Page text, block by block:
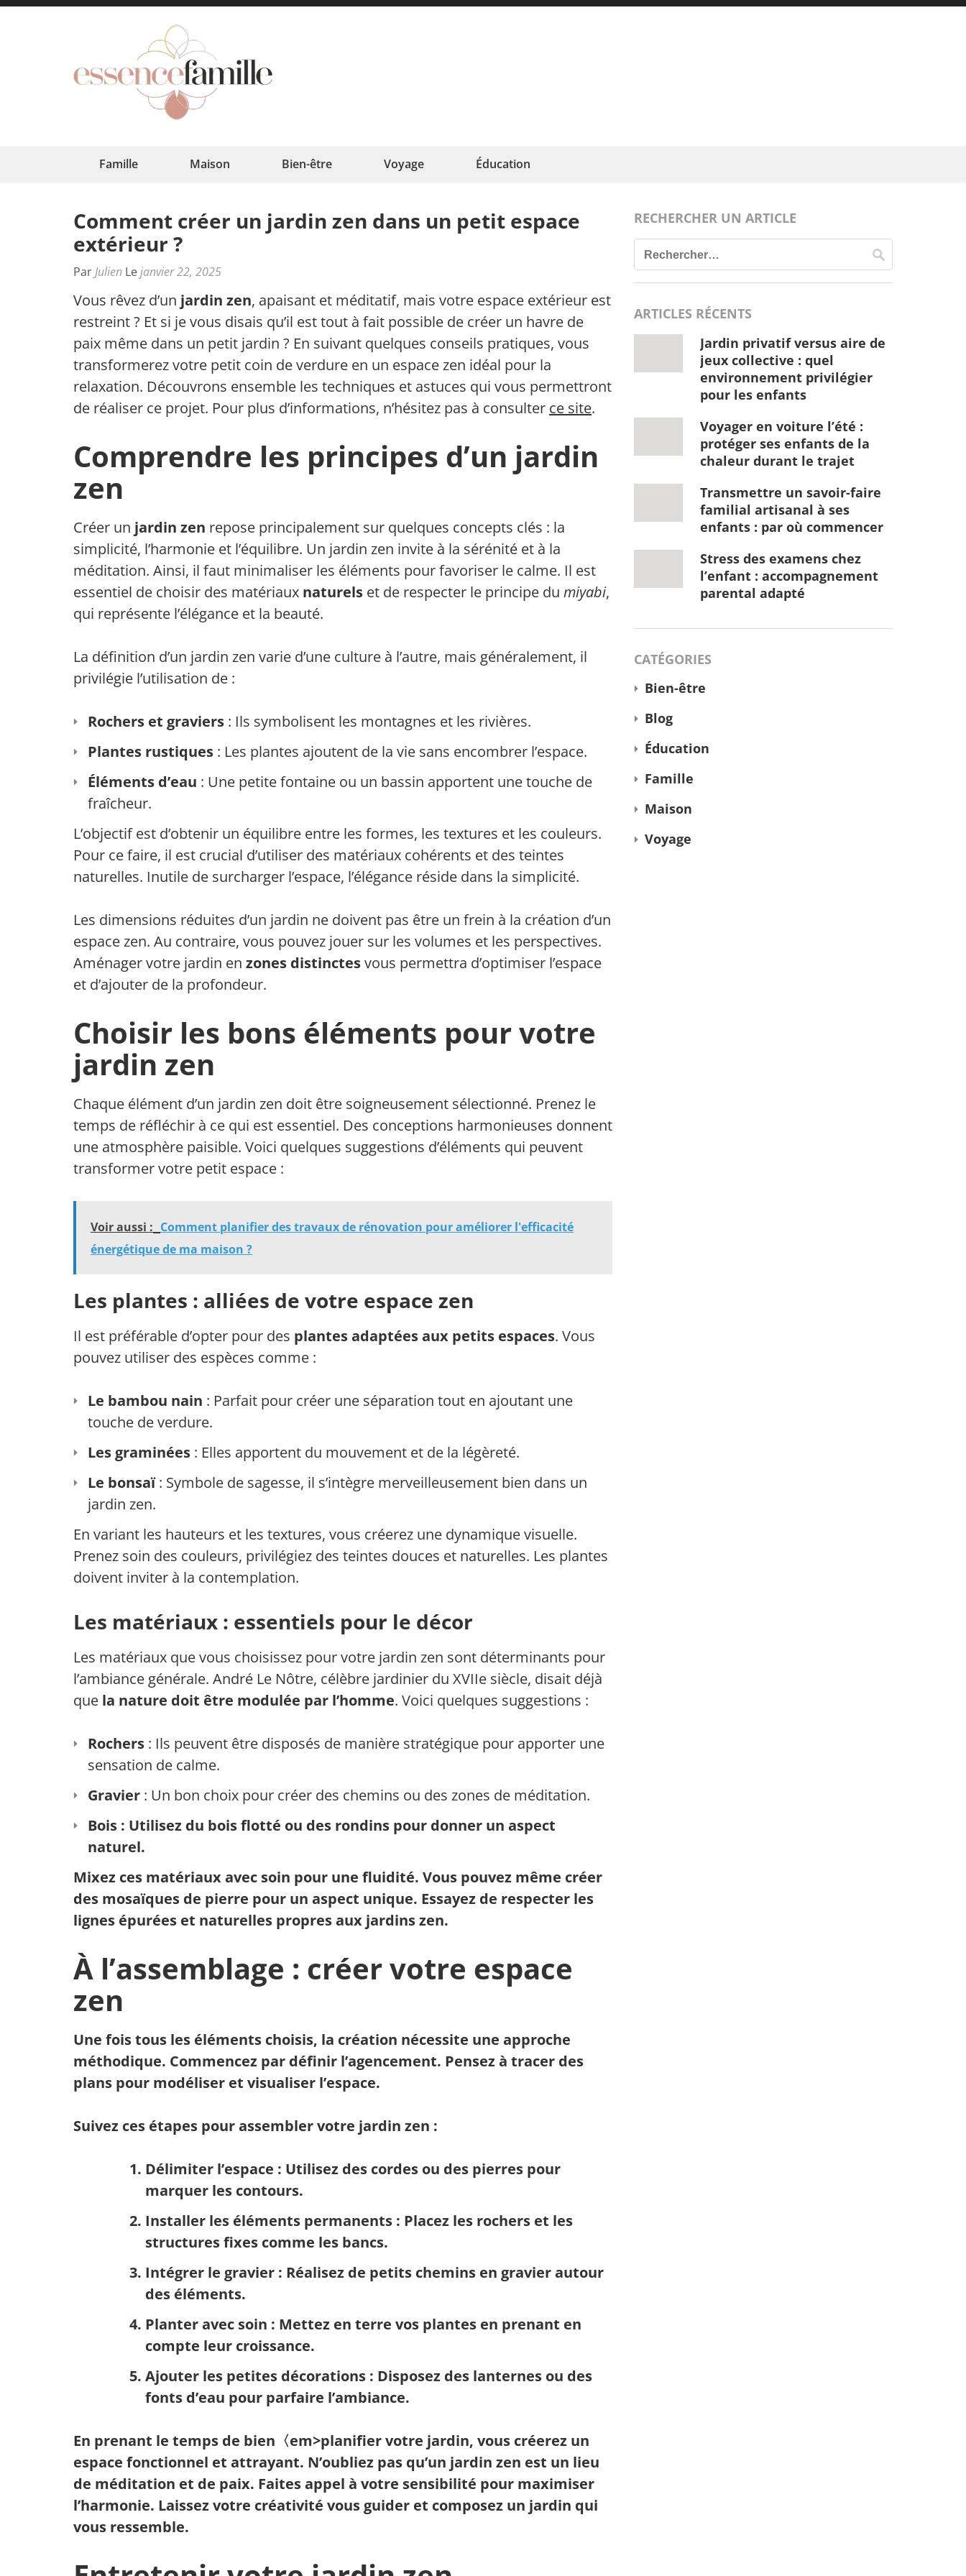
Aller
Famille Maison Bien-être Voyage Éducation
Comment créer un jardin zen dans un petit espace
extérieur ?
ParJulien Lejanvier 22, 2025
Vous rêvez d’un jardin zen, apaisant et méditatif, mais votre espace extérieur est
restreint ? Et si je vous disais qu’il est tout à fait possible de créer un havre de
paix même dans un petit jardin ? En suivant quelques conseils pratiques, vous
transformerez votre petit coin de verdure en un espace zen idéal pour la
relaxation. Découvrons ensemble les techniques et astuces qui vous permettront
de réaliser ce projet. Pour plus d’informations, n’hésitez pas à consulter ce site.
Comprendre les principes d’un jardin
zen
Créer un jardin zen repose principalement sur quelques concepts clés : la
simplicité, l’harmonie et l’équilibre. Un jardin zen invite à la sérénité et à la
méditation. Ainsi, il faut minimaliser les éléments pour favoriser le calme. Il est
essentiel de choisir des matériaux naturels et de respecter le principe du miyabi,
qui représente l’élégance et la beauté.
La définition d’un jardin zen varie d’une culture à l’autre, mais généralement, il
privilégie l’utilisation de :
Rochers et graviers : Ils symbolisent les montagnes et les rivières.
Plantes rustiques : Les plantes ajoutent de la vie sans encombrer l’espace.
Éléments d’eau : Une petite fontaine ou un bassin apportent une touche de
fraîcheur.
L’objectif est d’obtenir un équilibre entre les formes, les textures et les couleurs.
Pour ce faire, il est crucial d’utiliser des matériaux cohérents et des teintes
naturelles. Inutile de surcharger l’espace, l’élégance réside dans la simplicité.
Les dimensions réduites d’un jardin ne doivent pas être un frein à la création d’un
espace zen. Au contraire, vous pouvez jouer sur les volumes et les perspectives.
Aménager votre jardin en zones distinctesvous permettra d’optimiser l’espace
et d’ajouter de la profondeur.
Choisir les bons éléments pour votre
jardin zen
Chaque élément d’un jardin zen doit être soigneusement sélectionné. Prenez le
temps de réfléchir à ce qui est essentiel. Des conceptions harmonieuses donnent
une atmosphère paisible. Voici quelques suggestions d’éléments qui peuvent
transformer votre petit espace :
Voir aussi : Comment planifier des travaux de rénovation pour améliorer l'efficacité
énergétique de ma maison ?
Les plantes : alliées de votre espace zen
Il est préférable d’opter pour des plantes adaptées aux petits espaces. Vous
pouvez utiliser des espèces comme :
Le bambou nain : Parfait pour créer une séparation tout en ajoutant une
touche de verdure.
Les graminées : Elles apportent du mouvement et de la légèreté.
Le bonsaï: Symbole de sagesse, il s’intègre merveilleusement bien dans un
jardin zen.
En variant les hauteurs et les textures, vous créerez une dynamique visuelle.
Prenez soin des couleurs, privilégiez des teintes douces et naturelles. Les plantes
doivent inviter à la contemplation.
Les matériaux : essentiels pour le décor
Les matériaux que vous choisissez pour votre jardin zen sont déterminants pour
l’ambiance générale. André Le Nôtre, célèbre jardinier du XVIIe siècle, disait déjà
que la nature doit être modulée par l’homme. Voici quelques suggestions :
Rochers : Ils peuvent être disposés de manière stratégique pour apporter une
sensation de calme.
Gravier : Un bon choix pour créer des chemins ou des zones de méditation.
Bois : Utilisez du bois flotté ou des rondins pour donner un aspect
naturel.
Mixez ces matériaux avec soin pour une fluidité. Vous pouvez même créer
des mosaïques de pierre pour un aspect unique. Essayez de respecter les
lignes épurées et naturelles propres aux jardins zen.
À l’assemblage : créer votre espace
zen
Une fois tous les éléments choisis, la création nécessite une approche
méthodique. Commencez par définir l’agencement. Pensez à tracer des
plans pour modéliser et visualiser l’espace.
Suivez ces étapes pour assembler votre jardin zen :
Délimiter l’espace : Utilisez des cordes ou des pierres pour
marquer les contours.
Installer les éléments permanents : Placez les rochers et les
structures fixes comme les bancs.
Intégrer le gravier : Réalisez de petits chemins en gravier autour
des éléments.
Planter avec soin : Mettez en terre vos plantes en prenant en
compte leur croissance.
Ajouter les petites décorations : Disposez des lanternes ou des
fonts d’eau pour parfaire l’ambiance.
En prenant le temps de bien〈em>planifier votre jardin, vous créerez un
espace fonctionnel et attrayant. N’oubliez pas qu’un jardin zen est un lieu
de méditation et de paix. Faites appel à votre sensibilité pour maximiser
l’harmonie. Laissez votre créativité vous guider et composez un jardin qui
vous ressemble.
RECHERCHER UN ARTICLE
Rechercher :
ARTICLES RÉCENTS
Jardin privatif versus aire de
jeux collective : quel
environnement privilégier
pour les enfants
Voyager en voiture l’été :
protéger ses enfants de la
chaleur durant le trajet
Transmettre un savoir-faire
familial artisanal à ses
enfants : par où commencer
Stress des examens chez
l’enfant : accompagnement
parental adapté
CATÉGORIES
Bien-être
Blog
Éducation
Famille
Maison
Voyage